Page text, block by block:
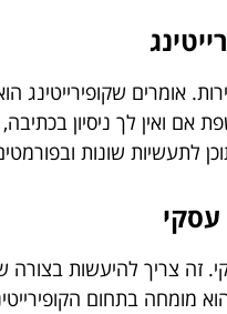
אומרים
אם ואין לך ניסיון
לתעשיות שונות
עסקי
זה צריך להיעשות
מומחה בתחום